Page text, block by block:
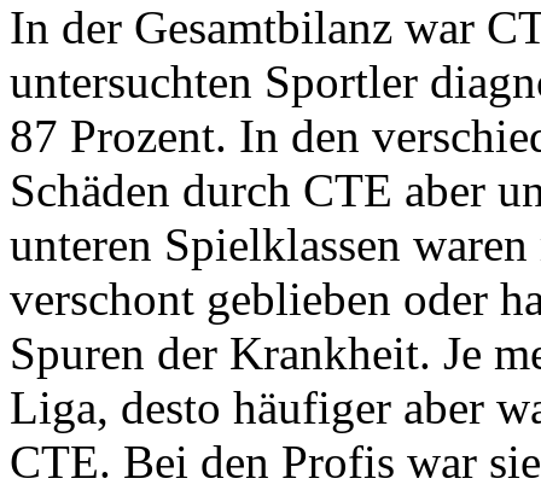
In der Gesamtbilanz war
untersuchten Sportler
87 Prozent. In den
Schäden durch CTE aber
unteren Spielklassen
verschont geblieben oder
Spuren der Krankheit. Je
Liga, desto häufiger aber
CTE. Bei den Profis war